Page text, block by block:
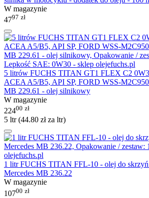
W magazynie
4797 zł
5 litrów FUCHS TITAN GT1 FLEX C2
ACEA A5/B5, API SP, FORD WSS-
MB 229.61 - olej silnikowy
W magazynie
22400 zł
5 ltr (44.80 złza ltr)
1 litr FUCHS TITAN FFL-10 - olej do skrzyń
Mercedes MB 236.22
W magazynie
10700 zł